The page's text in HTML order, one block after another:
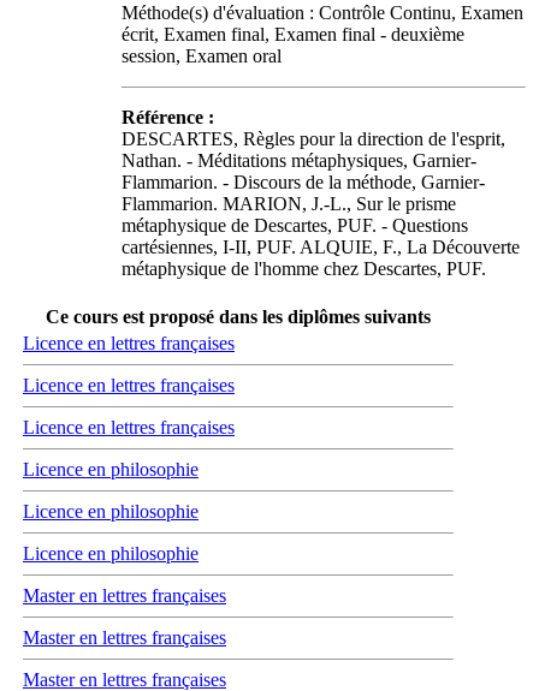
Méthode(s) d'évaluation : Contrôle Continu, Examen
écrit, Examen final, Examen final - deuxième
session, Examen oral
Référence :
DESCARTES, Règles pour la direction de l'esprit,
Nathan. - Méditations métaphysiques, Garnier-
Flammarion. - Discours de la méthode, Garnier-
Flammarion. MARION, J.-L., Sur le prisme
métaphysique de Descartes, PUF. - Questions
cartésiennes, I-II, PUF. ALQUIE, F., La Découverte
métaphysique de l'homme chez Descartes, PUF.
Ce cours est proposé dans les diplômes suivants
Licence en lettres françaises
Licence en lettres françaises
Licence en lettres françaises
Licence en philosophie
Licence en philosophie
Licence en philosophie
Master en lettres françaises
Master en lettres françaises
Master en lettres françaises